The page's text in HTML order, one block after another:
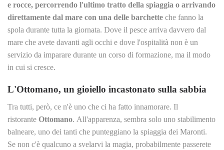
e rocce, percorrendo l'ultimo tratto della spiaggia o arrivando
direttamente dal mare con una delle barchette che fanno la
spola durante tutta la giornata. Dove il pesce arriva davvero dal
mare che avete davanti agli occhi e dove l'ospitalità non è un
servizio da imparare durante un corso di formazione, ma il modo
in cui si cresce.
L'Ottomano, un gioiello incastonato sulla sabbia
Tra tutti, però, ce n'è uno che ci ha fatto innamorare. Il
ristorante Ottomano. All'apparenza, sembra solo uno stabilimento
balneare, uno dei tanti che punteggiano la spiaggia dei Maronti.
Se non c'è qualcuno a svelarvi la magia, probabilmente passerete